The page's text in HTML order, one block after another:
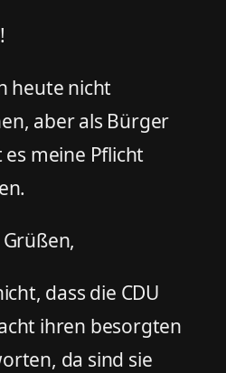
heute nicht
aber als Bürger
es meine Pflicht
dass die CDU
ihren besorgten
da sind sie